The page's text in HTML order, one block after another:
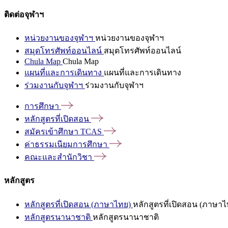
ติดต่อจุฬาฯ
หน่วยงานของจุฬาฯ หน่วยงานของจุฬาฯ
สมุดโทรศัพท์ออนไลน์ สมุดโทรศัพท์ออนไลน์
Chula Map Chula Map
แผนที่และการเดินทาง แผนที่และการเดินทาง
ร่วมงานกับจุฬาฯ ร่วมงานกับจุฬาฯ
การศึกษา
หลักสูตรที่เปิดสอน
สมัครเข้าศึกษา TCAS
ค่าธรรมเนียมการศึกษา
คณะและสำนักวิชา
หลักสูตร
หลักสูตรที่เปิดสอน (ภาษาไทย) หลักสูตรที่เปิดสอน (ภาษาไ
หลักสูตรนานาชาติ หลักสูตรนานาชาติ